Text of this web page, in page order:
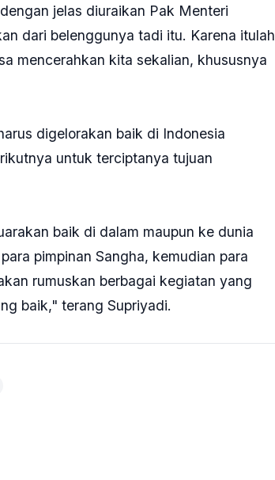
jelas diuraikan Pak Menteri
dari belenggunya tadi itu. Karena itulah
mencerahkan kita sekalian, khususnya
digelorakan baik di Indonesia
untuk terciptanya tujuan
baik di dalam maupun ke dunia
pimpinan Sangha, kemudian para
rumuskan berbagai kegiatan yang
baik," terang Supriyadi.